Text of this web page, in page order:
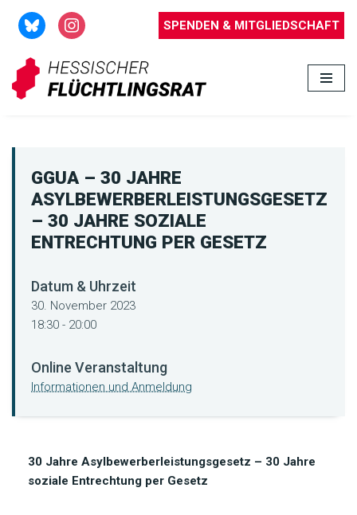
Zum
Inhalt
springen
SPENDEN & MITGLIEDSCHAFT
GGUA – 30 JAHRE
ASYLBEWERBERLEISTUNGSGESETZ
– 30 JAHRE SOZIALE
ENTRECHTUNG PER GESETZ
Datum & Uhrzeit
30. November 2023
18:30 - 20:00
Online Veranstaltung
Informationen und Anmeldung
30 Jahre Asylbewerberleistungsgesetz – 30 Jahre
soziale Entrechtung per Gesetz